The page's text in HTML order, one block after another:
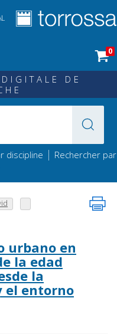
0
DE
discipline | Rechercher par
urbano en
la edad
la
el entorno